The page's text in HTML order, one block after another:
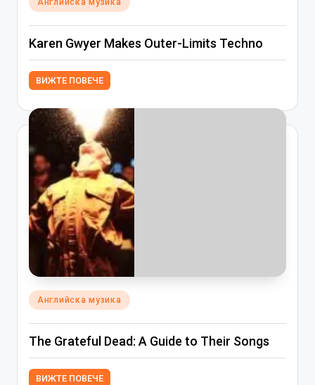
in
Английска музика
Karen Gwyer Makes Outer-Limits Techno
ВИЖТЕ ПОВЕЧЕ
Posted
in
Английска музика
The Grateful Dead: A Guide to Their Songs
ВИЖТЕ ПОВЕЧЕ